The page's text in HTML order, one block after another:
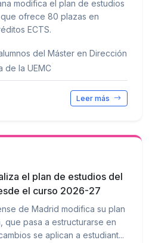
modifica el plan de estudios
ofrece 80 plazas en
ECTS.
del Máster en Dirección
de la UEMC
Leer más
el plan de estudios del
el curso 2026-27
de Madrid modifica su plan
que pasa a estructurarse en
se aplican a estudiant...